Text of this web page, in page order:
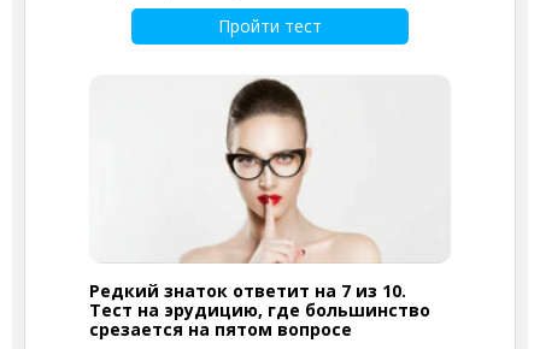
Пройти тест
Редкий знаток ответит на 7 из 10.
Тест на эрудицию, где большинство
срезается на пятом вопросе